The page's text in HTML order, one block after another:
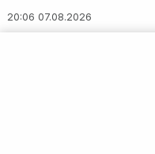
20:06 07.08.2026